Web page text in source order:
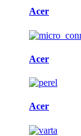
Acer
Acer
Acer